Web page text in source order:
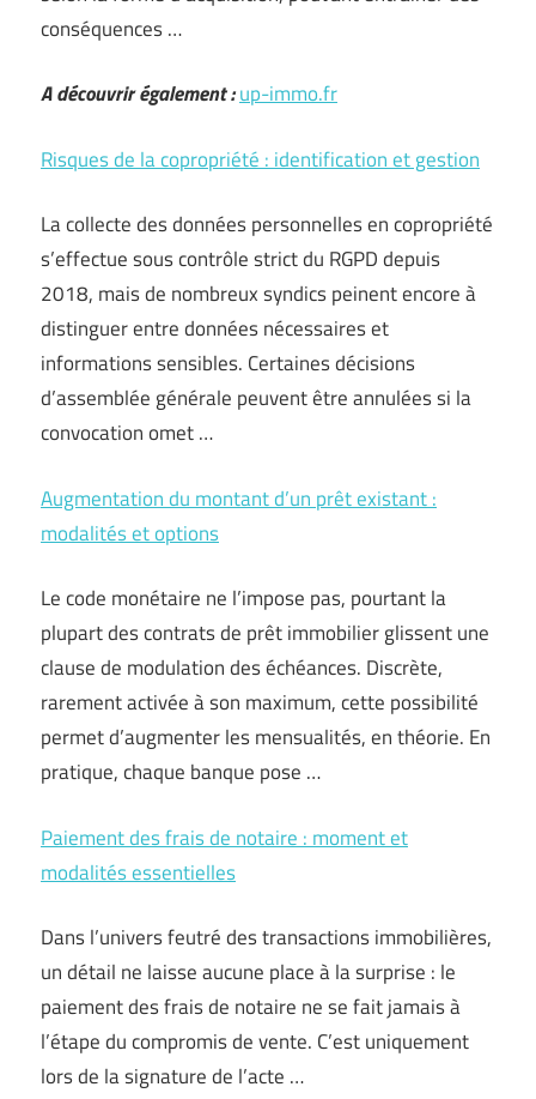
conséquences …
A découvrir également :up-immo.fr
Risques de la copropriété : identification et gestion
La collecte des données personnelles en copropriété
s’effectue sous contrôle strict du RGPD depuis
2018, mais de nombreux syndics peinent encore à
distinguer entre données nécessaires et
informations sensibles. Certaines décisions
d’assemblée générale peuvent être annulées si la
convocation omet …
Augmentation du montant d’un prêt existant :
modalités et options
Le code monétaire ne l’impose pas, pourtant la
plupart des contrats de prêt immobilier glissent une
clause de modulation des échéances. Discrète,
rarement activée à son maximum, cette possibilité
permet d’augmenter les mensualités, en théorie. En
pratique, chaque banque pose …
Paiement des frais de notaire : moment et
modalités essentielles
Dans l’univers feutré des transactions immobilières,
un détail ne laisse aucune place à la surprise : le
paiement des frais de notaire ne se fait jamais à
l’étape du compromis de vente. C’est uniquement
lors de la signature de l’acte …